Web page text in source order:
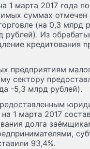
1 марта 2017 года
суммах
(на 0,3 млрд
рублей). Из
кредитования
предприятиям
сектору
-5,3 млрд рублей).
1 марта 2017
долга
93,4%.